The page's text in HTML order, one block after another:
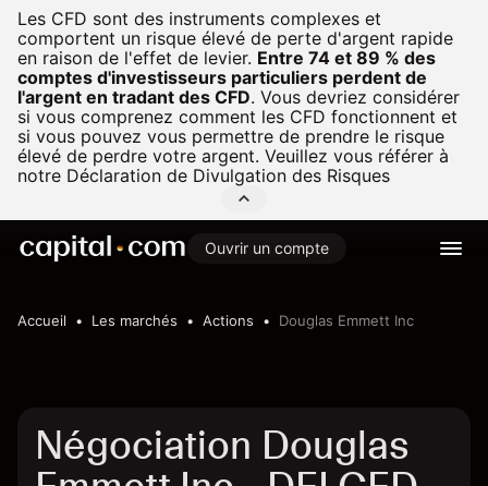
Les CFD sont des instruments complexes et
comportent un risque élevé de perte d'argent rapide
en raison de l'effet de levier. Entre 74 et 89 % des
comptes d'investisseurs particuliers perdent de
l'argent en tradant des CFD. Vous devriez considérer
si vous comprenez comment les CFD fonctionnent et
si vous pouvez vous permettre de prendre le risque
élevé de perdre votre argent. Veuillez vous référer à
notre Déclaration de Divulgation des Risques
Ouvrir un compte
Accueil Les marchés Actions Douglas Emmett Inc
Négociation Douglas